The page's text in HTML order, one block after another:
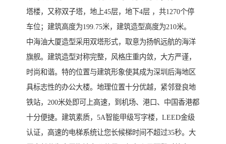
塔楼，又称双子塔，地上45层，地下4层 ，共1270个停
车位；建筑高度为199.75米，建筑造型高度为210米。
中海油大厦造型采用双塔形式，取意为扬帆远航的海洋
旗舰。建筑造型对称完整，风格庄重内敛，大方严谨，
时尚和谐。特的位置与建筑形象使其成为深圳后海地区
具标志性的办公大楼。地理位置十分优越，紧邻登良地
铁站，200米处即可上高速，到机场、港口、中国香港都
十分便捷。建筑素质，5A智能甲级写字楼，LEED金级
认证，高速的电梯系统让您长候梯时间不超过35秒。大